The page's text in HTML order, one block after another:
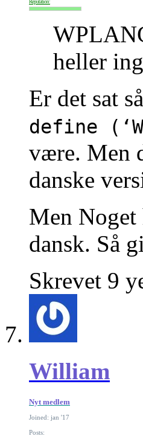
Reputation:
heller
Er det sat
define
være. Men
danske
Men Noget
dansk. Så
Skrevet 9
William
Nyt medlem
Joined: jan '17
Posts: